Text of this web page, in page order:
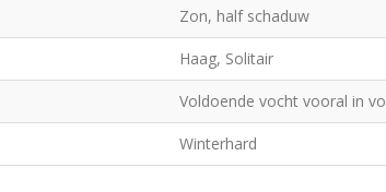
Zon, half schaduw
Haag, Solitair
Voldoende vocht vooral in
Winterhard